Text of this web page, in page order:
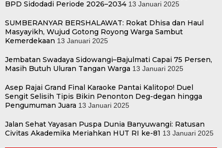
BPD Sidodadi Periode 2026–2034 13 Januari 2025
SUMBERANYAR BERSHALAWAT: Rokat Dhisa dan Haul
Masyayikh, Wujud Gotong Royong Warga Sambut
Kemerdekaan 13 Januari 2025
Jembatan Swadaya Sidowangi–Bajulmati Capai 75 Persen,
Masih Butuh Uluran Tangan Warga 13 Januari 2025
Asep Rajai Grand Final Karaoke Pantai Kalitopo! Duel
Sengit Selisih Tipis Bikin Penonton Deg-degan hingga
Pengumuman Juara 13 Januari 2025
Jalan Sehat Yayasan Puspa Dunia Banyuwangi: Ratusan
Civitas Akademika Meriahkan HUT RI ke-81 13 Januari 2025